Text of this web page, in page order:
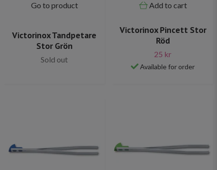
Go to product
Victorinox Tandpetare
Stor Grön
Sold out
Add to cart
Victorinox Pincett Stor
Röd
25 kr
Available for order